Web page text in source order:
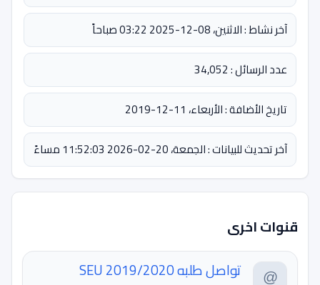
آخر نشاط : الاثنين، 08-12-2025 03:22 صباحاً
عدد الرسائل : 34,052
تاريخ الأضافة : الأربعاء، 11-12-2019
آخر تحديث للبيانات : الجمعة، 20-02-2026 11:52:03 مساءً
قنوات اخرى
تواصل طلبه 2019/2020 SEU